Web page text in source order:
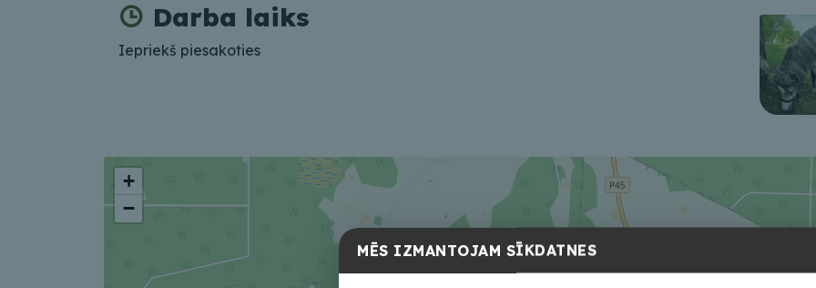
Darba laiks
Iepriekš piesakoties
+
−
MĒS IZMANTOJAM SĪKDATNES